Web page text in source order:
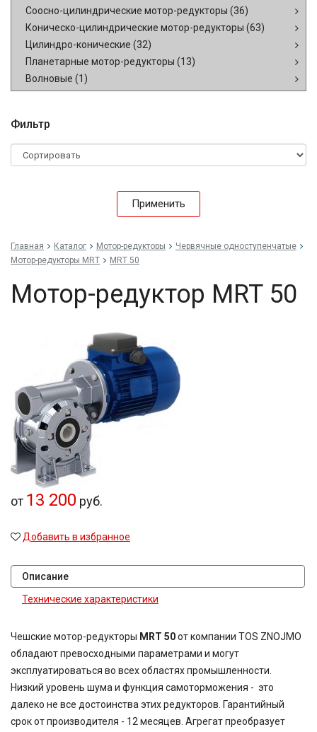
Соосно-цилиндрические мотор-редукторы (36)
Коническо-цилиндрические мотор-редукторы (63)
Цилиндро-конические (32)
Планетарные мотор-редукторы (13)
Волновые (1)
Фильтр
Применить
Главная Каталог Мотор-редукторы
Червячные одноступенчатые
Мотор-редукторы MRT
MRT 50
Мотор-редуктор MRT 50
от 13 200 руб.
Добавить в избранное
Описание
Технические характеристики
Чешские мотор-редукторы MRT 50от компании TOS ZNOJMO
обладают превосходными параметрами и могут
эксплуатироваться во всех областях промышленности.
Низкий уровень шума и функция самоторможения - это
далеко не все достоинства этих редукторов. Гарантийный
срок от производителя - 12 месяцев. Агрегат преобразует